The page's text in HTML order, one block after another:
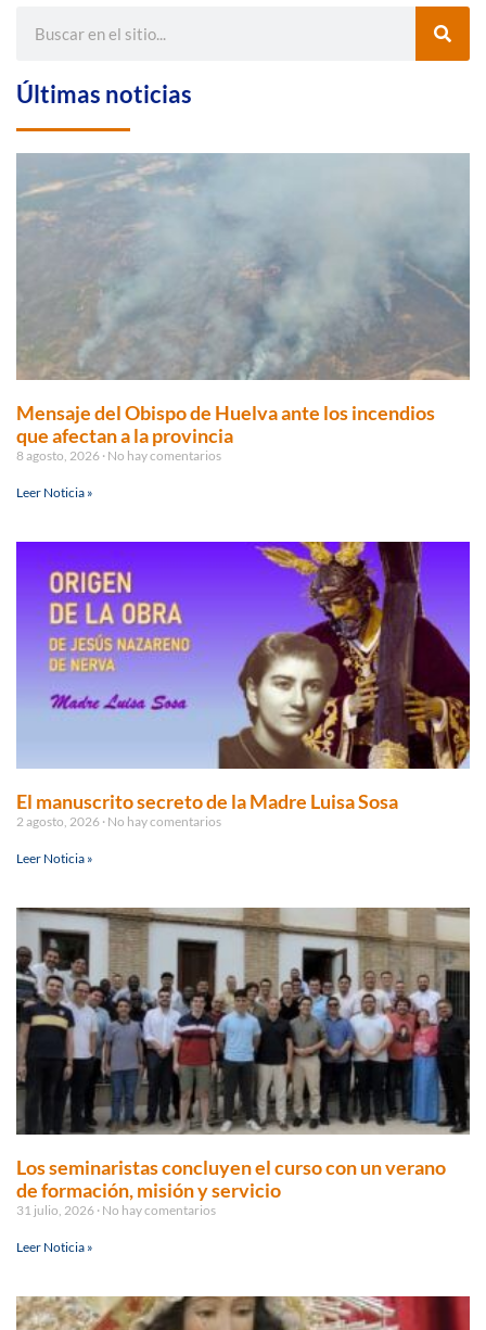
Últimas noticias
Mensaje del Obispo de Huelva ante los incendios
que afectan a la provincia
8 agosto, 2026 No hay comentarios
Leer Noticia »
El manuscrito secreto de la Madre Luisa Sosa
2 agosto, 2026 No hay comentarios
Leer Noticia »
Los seminaristas concluyen el curso con un verano
de formación, misión y servicio
31 julio, 2026 No hay comentarios
Leer Noticia »